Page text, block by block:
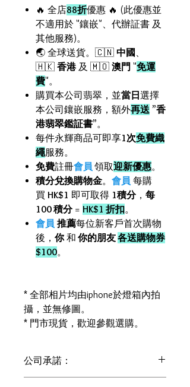
🔥 全店88折優惠 🔥 (此優惠並
不適用於 "鑲嵌"、代辦証書 及
其他服務)。
🌏 全球送貨。🇨🇳 中國 、
🇭🇰 香港及 🇲🇴 澳門 "免運
費"。
購買本公司翡翠，並當日 選擇
本公司鑲嵌服務，額外再送 ”香
港翡翠鑑証書”。
每件永輝商品可即享1次免費織
繩服務。
免費註冊會員 領取迎新優惠。
積分兌換購物金。 會員 每購
買 HK$1 即可取得 1積分， 每
100 積分= HK$1 折扣。
會員 推薦每位新客戶首次購物
後， 你和 你的朋友各送購物券
$100。
* 全部相片均由iphone於燈箱內拍
攝，並無修圖。
* 門市現貨，歡迎參觀選購。
公司承諾：